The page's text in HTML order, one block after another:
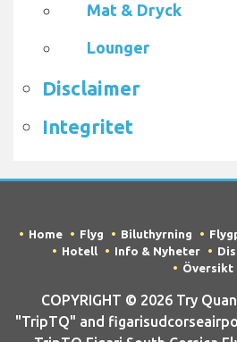
Mat & Dryck
Lounger
Disclaimer
Integritet
Home Flyg Biluthyrning
Hotell
Info & Nyheter
Översikt
COPYRIGHT © 2026 Try
"TripTQ" and